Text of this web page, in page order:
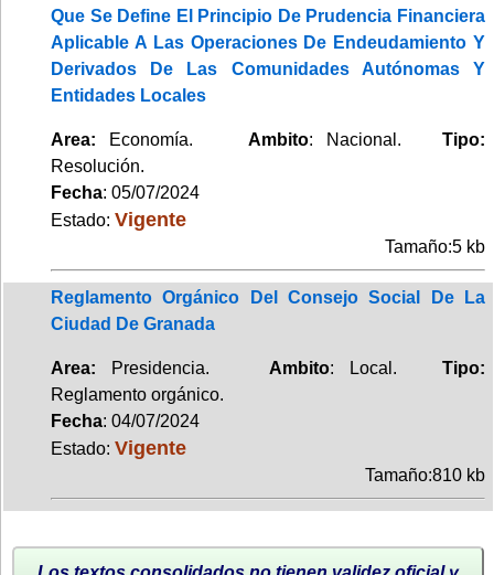
Que Se Define El Principio De Prudencia Financiera
Aplicable A Las Operaciones De Endeudamiento Y
Derivados De Las Comunidades Autónomas Y
Entidades Locales
Area: Economía. Ambito: Nacional.Tipo:
Resolución.
Fecha: 05/07/2024
Estado: Vigente
Tamaño:5 kb
Reglamento Orgánico Del Consejo Social De La
Ciudad De Granada
Area: Presidencia. Ambito: Local.Tipo:
Reglamento orgánico.
Fecha: 04/07/2024
Estado: Vigente
Tamaño:810 kb